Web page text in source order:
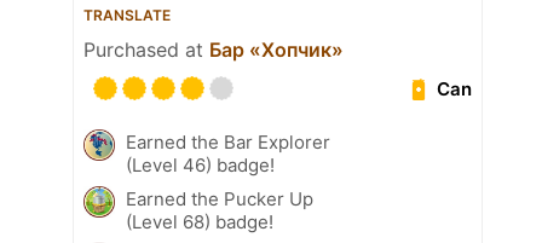
TRANSLATE
Purchased at Бар «Хопчик»
Can
Earned the Bar Explorer
(Level 46) badge!
Earned the Pucker Up
(Level 68) badge!